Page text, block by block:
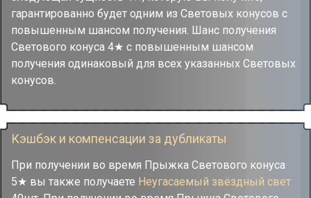
гарантированно будет одним из Световых конусов с
повышенным шансом получения. Шанс получения
Светового конуса 4★ с повышенным шансом
получения одинаковый для всех указанных Световых
конусов.
Кэшбэк и компенсации за дубликаты
При получении во время Прыжка Светового конуса
5★ вы также получаете Неугасаемый звёздный свет